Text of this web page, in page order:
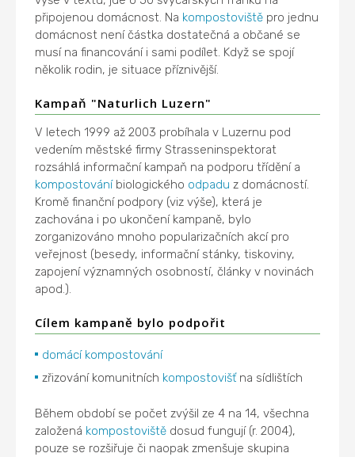
připojenou domácnost. Na kompostoviště pro jednu
domácnost není částka dostatečná a občané se
musí na financování i sami podílet. Když se spojí
několik rodin, je situace příznivější.
Kampaň "Naturlich Luzern"
V letech 1999 až 2003 probíhala v Luzernu pod
vedením městské firmy Strasseninspektorat
rozsáhlá informační kampaň na podporu třídění a
kompostováníbiologického odpadu z domácností.
Kromě finanční podpory (viz výše), která je
zachována i po ukončení kampaně, bylo
zorganizováno mnoho popularizačních akcí pro
veřejnost (besedy, informační stánky, tiskoviny,
zapojení významných osobností, články v novinách
apod.).
Cílem kampaně bylo podpořit
domácí kompostování
zřizování komunitních kompostovišťna sídlištích
Během období se počet zvýšil ze 4 na 14, všechna
založená kompostoviště dosud fungují (r. 2004),
pouze se rozšiřuje či naopak zmenšuje skupina